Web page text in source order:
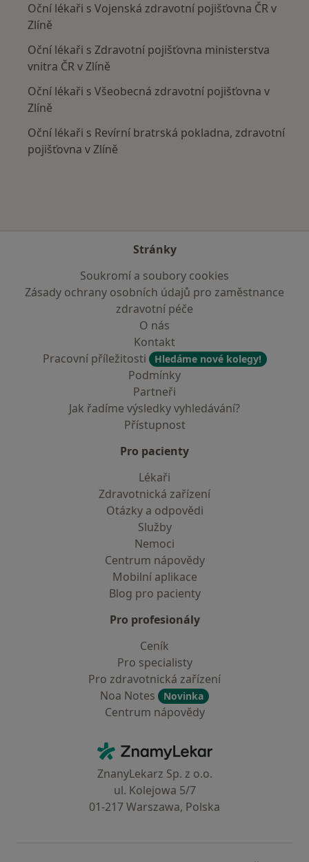
Oční lékaři s Vojenská zdravotní pojišťovna ČR v
Zlíně
Oční lékaři s Zdravotní pojišťovna ministerstva
vnitra ČR v Zlíně
Oční lékaři s Všeobecná zdravotní pojišťovna v
Zlíně
Oční lékaři s Revírní bratrská pokladna, zdravotní
pojišťovna v Zlíně
Stránky
Soukromí a soubory cookies
Zásady ochrany osobních údajů pro zaměstnance
zdravotní péče
O nás
Kontakt
Pracovní příležitosti
Hledáme nové kolegy!
Podmínky
Partneři
Jak řadíme výsledky vyhledávání?
Přístupnost
Pro pacienty
Lékaři
Zdravotnická zařízení
Otázky a odpovědi
Služby
Nemoci
Centrum nápovědy
Mobilní aplikace
Blog pro pacienty
Pro profesionály
Ceník
Pro specialisty
Pro zdravotnická zařízení
Noa Notes
Novinka
Centrum nápovědy
ZnamyLekar - Hlavní stránka
ZnanyLekarz Sp. z o.o.
ul. Kolejowa 5/7
01-217 Warszawa, Polska